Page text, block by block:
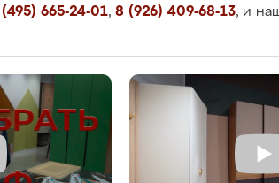
665-24-01, 8 (926) 409-68-13, и